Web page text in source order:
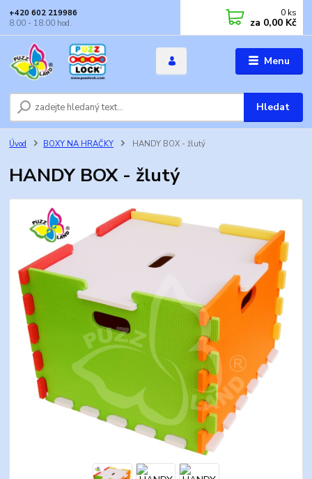
Menu
Hledat
+420 602 219986
8.00 - 18.00 hod.
0 ks
za 0,00 Kč
Úvod BOXY NA HRAČKY HANDY BOX - žlutý
HANDY BOX - žlutý